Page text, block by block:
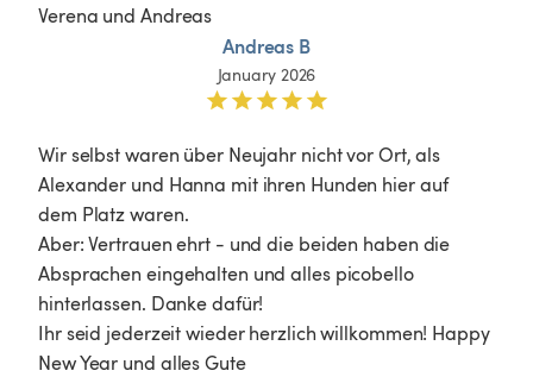
Verena und Andreas
Andreas B
January 2026
Wir selbst waren über Neujahr nicht vor Ort, als
Alexander und Hanna mit ihren Hunden hier auf
dem Platz waren.
Aber: Vertrauen ehrt - und die beiden haben die
Absprachen eingehalten und alles picobello
hinterlassen. Danke dafür!
Ihr seid jederzeit wieder herzlich willkommen! Happy
New Year und alles Gute